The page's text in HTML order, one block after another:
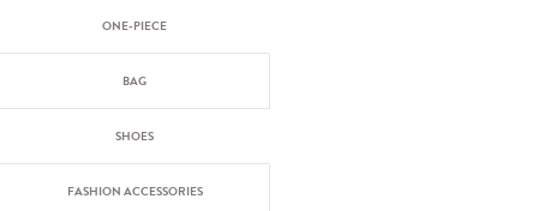
ONE-PIECE
BAG
SHOES
FASHION ACCESSORIES